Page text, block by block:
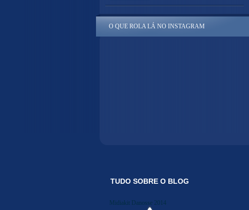
O QUE ROLA LÁ NO INSTAGRAM
TUDO SOBRE O BLOG
Midiakit Danosse 2014